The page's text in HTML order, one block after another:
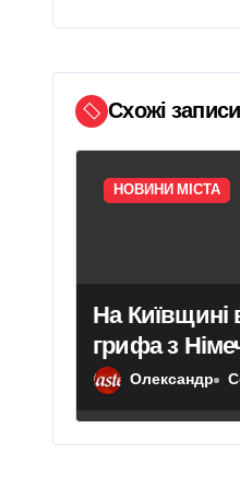
ц
і
я
з
и
с
і
в
Схожі записи
НОВИНИ МІСТА
На Київщині
грифа з
Червоної
Олександр